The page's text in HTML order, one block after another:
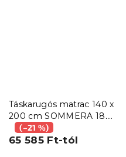
Táskarugós matrac 140 x
200 cm SOMMERA 18
cm(–21 %)
65 585 Ft-tól